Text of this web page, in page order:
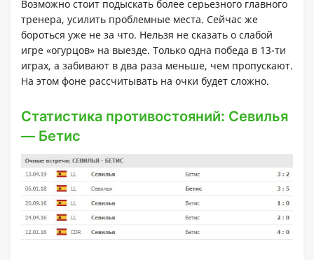
Возможно стоит подыскать более серьезного главного
тренера, усилить проблемные места. Сейчас же
бороться уже не за что. Нельзя не сказать о слабой
игре «огурцов» на выезде. Только одна победа в 13-ти
играх, а забивают в два раза меньше, чем пропускают.
На этом фоне рассчитывать на очки будет сложно.
Статистика противостояний: Севилья
— Бетис